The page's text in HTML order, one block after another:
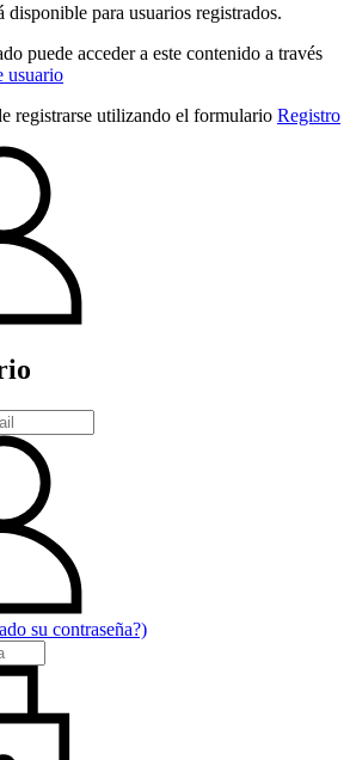
disponible para usuarios registrados.
puede acceder a este contenido a través
usuario
registrarse utilizando el formulario Registro
su contraseña?)